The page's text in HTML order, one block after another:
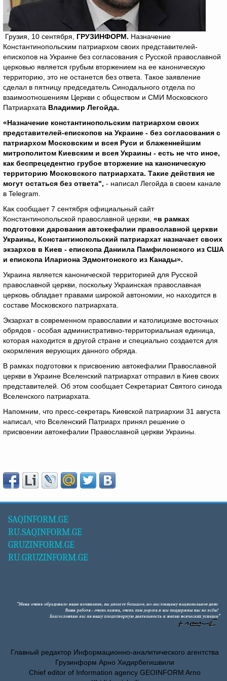
Грузия, 10 сентября, ГРУЗИНФОРМ. Назначение
Константинопольским патриархом своих представителей-
епископов на Украине без согласования с Русской православной
церковью является грубым вторжением на ее каноническую
территорию, это не останется без ответа. Такое заявление
сделал в пятницу председатель Синодального отдела по
взаимоотношениям Церкви с обществом и СМИ Московского
Патриархата Владимир Легойда.
«Назначение константинопольским патриархом своих
представителей-епископов на Украине - без согласования с
патриархом Московским и всея Руси и блаженнейшим
митрополитом Киевским и всея Украины - есть не что иное,
как беспрецедентно грубое вторжение на каноническую
территорию Московского патриархата. Такие действия не
могут остаться без ответа", - написал Легойда в своем канале
в Telegram.
Как сообщает 7 сентября официальный сайт
Константинопольской православной церкви, «в рамках
подготовки дарования автокефалии православной церкви
Украины, Константинопольский патриархат назначает своих
экзархов в Киев - епископа Даниила Памфилонского из США
и епископа Илариона Эдмонтонского из Канады».
Украина является канонической территорией для Русской
православной церкви, поскольку Украинская православная
церковь обладает правами широкой автономии, но находится в
составе Московского патриархата.
Экзархат в современном православии и католицизме восточных
обрядов - особая административно-территориальная единица,
которая находится в другой стране и специально создается для
окормления верующих данного обряда.
В рамках подготовки к присвоению автокефалии Православной
церкви в Украине Вселенский патриархат отправил в Киев своих
представителей. Об этом сообщает Секретариат Святого синода
Вселенского патриархата.
Напомним, что пресс-секретарь Киевской патриархии 31 августа
написал, что Вселенский Патриарх принял решение о
присвоении автокефалии Православной церкви Украины.
SAQINFORM.GE
RU.SAQINFORM.GE
GRUZINFORM.GE
RU.GRUZINFORM.GE
Главный редактор Информационно-аналитического агентства
Грузинформ Арно Хидирбегишвили
Chief editor of Information agency GEOINFORM Arno